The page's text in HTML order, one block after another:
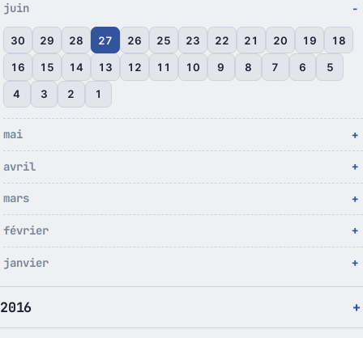
juin
30 29 28 27 26 25 23 22 21 20 19 18
16 15 14 13 12 11 10 9 8 7 6 5
4 3 2 1
mai
avril
mars
février
janvier
2016